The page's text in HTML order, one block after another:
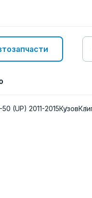
50 (UP) 2011-2015Кузов